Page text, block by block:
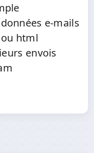
e-mails
html
envois